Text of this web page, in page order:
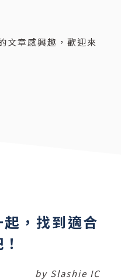
文章感興趣，歡迎來
，找到適合
by Slashie IC